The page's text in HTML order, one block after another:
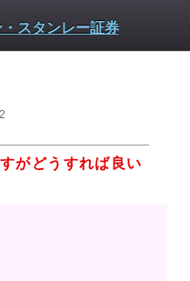
がどうすれば良い